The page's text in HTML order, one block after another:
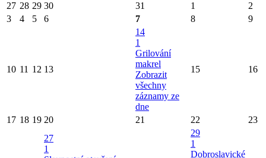
27 28 29 30 31 1
2
3
4 5 6 7 8 9
10 11 12 13
14
1
Grilování
makrel
Zobrazit
všechny
záznamy ze
dne
15 16
17 18 19 20 21 22 23
27
1
29
1
Dobroslavické